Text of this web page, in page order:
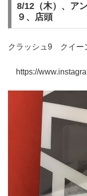
8/12（木）、ア
９、店頭
クラッシュ9 クイー
https://